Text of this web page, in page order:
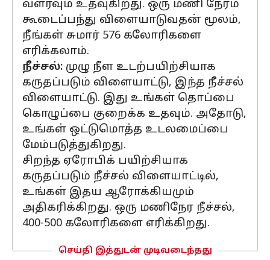
வளரவும் உதவுகிறது. ஒரு மணி நேரம்
கூடைப்பந்து விளையாடுவதன் மூலம்,
நீங்கள் சுமார் 576 கலோரிகளை
எரிக்கலாம்.
நீச்சல்: முழு நீள உடற்பயிற்சியாக
கருதப்படும் விளையாட்டு, இந்த நீச்சல்
விளையாட்டு. இது உங்கள் தொப்பை
கொழுப்பை குறைக்க உதவும். அதோடு,
உங்கள் ஒட்டுமொத்த உடலமைப்பை
மேம்படுத்துகிறது.
சிறந்த ஏரோபிக் பயிற்சியாக
கருதப்படும் நீச்சல் விளையாட்டில்,
உங்கள் இதய ஆரோக்கியமும்
அதிகரிக்கிறது. ஒரு மணிநேர நீச்சல்,
400-500 கலோரிகளை எரிக்கிறது.
செய்தி இத்துடன் முடிவடைந்தது